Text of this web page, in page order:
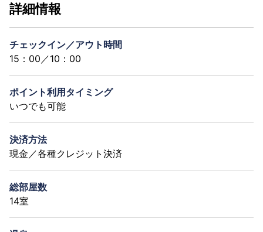
詳細情報
チェックイン／アウト時間
15：00／10：00
ポイント利用タイミング
いつでも可能
決済方法
現金／各種クレジット決済
総部屋数
14室